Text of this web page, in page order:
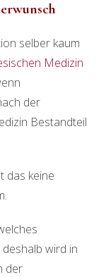
selber kaum
Medizin
der
Bestandteil
das keine
wird in
der